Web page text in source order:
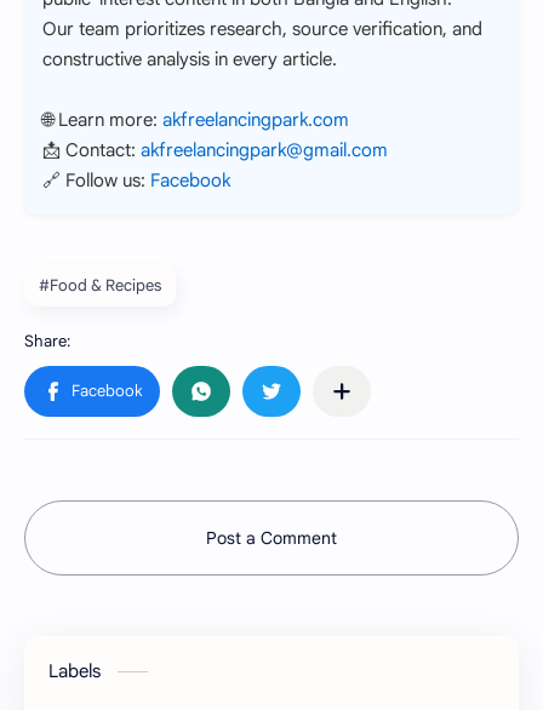
Our team prioritizes research, source verification, and
constructive analysis in every article.
🌐 Learn more: akfreelancingpark.com
📩 Contact: akfreelancingpark@gmail.com
🔗 Follow us: Facebook
#Food & Recipes
Post a Comment
Labels